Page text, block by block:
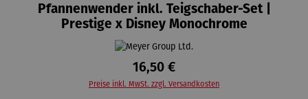
Pfannenwender inkl. Teigschaber-Set |
Prestige x Disney Monochrome
16,50 €
Preise inkl. MwSt. zzgl. Versandkosten